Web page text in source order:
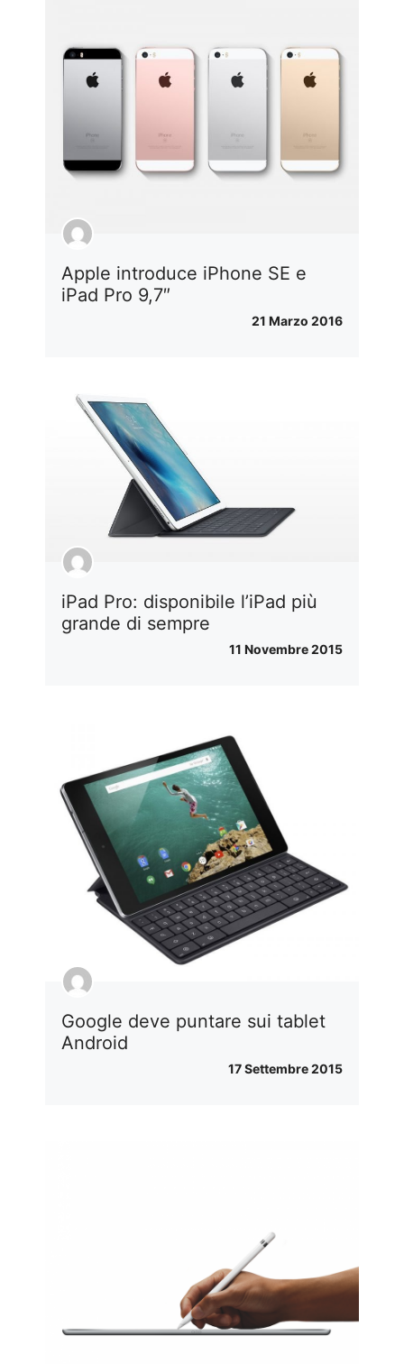
Apple introduce iPhone SE e
iPad Pro 9,7″
21 Marzo 2016
iPad Pro: disponibile l’iPad più
grande di sempre
11 Novembre 2015
Google deve puntare sui tablet
Android
17 Settembre 2015